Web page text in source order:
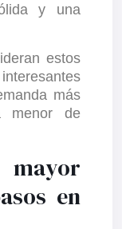
y una
estos
más
menor de
en